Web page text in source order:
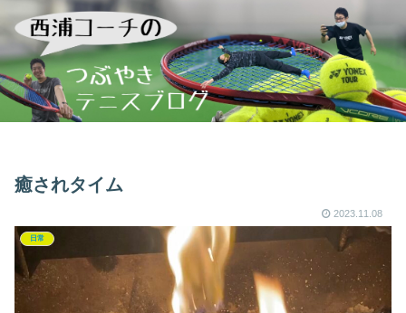
癒されタイム
2023.11.08
日常